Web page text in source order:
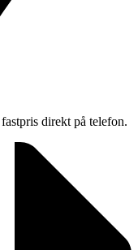
direkt på telefon.